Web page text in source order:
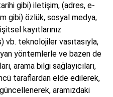
gibi) iletişim, (adres, e-
gibi) özlük, sosyal medya,
kayıtlarınız
vb. teknolojiler vasıtasıyla,
yöntemlerle ve bazen de
arama bilgi sağlayıcıları,
taraflardan elde edilerek,
aramızdaki